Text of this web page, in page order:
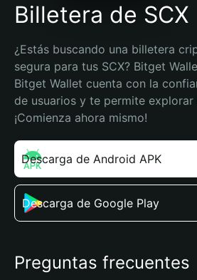
Billetera de SCX
¿Estás buscando una billetera
segura para tus SCX? Bitget
Bitget Wallet cuenta con la
de usuarios y te permite explorar
¡Comienza ahora mismo!
Descarga de Android APK
Descarga de Google Play
Preguntas frecuentes